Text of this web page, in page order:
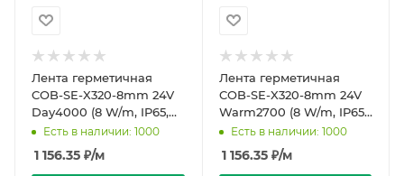
Лента герметичная
COB-SE-X320-8mm 24V
Day4000 (8 W/m, IP65,
5m) (Arlight, -)
Есть в наличии: 1000
1 156.35 ₽/м
Лента герметичная
COB-SE-X320-8mm 24V
Warm2700 (8 W/m, IP65,
5m) (Arlight, -)
Есть в наличии: 1000
1 156.35₽/м